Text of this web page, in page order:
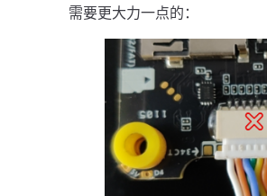
需要更大力一点的：